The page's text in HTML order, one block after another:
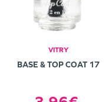
VITRY
BASE & TOP COAT 17